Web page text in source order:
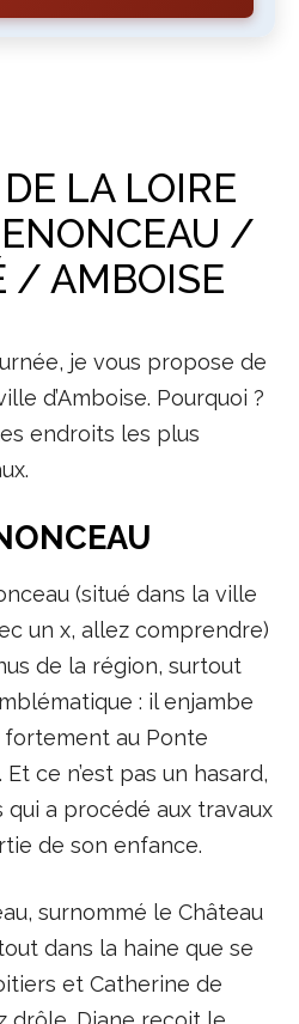
LA LOIRE
/
/ AMBOISE
je vous propose de
d’Amboise. Pourquoi ?
endroits les plus
(situé dans la ville
un x, allez comprendre)
de la région, surtout
: il enjambe
fortement au Ponte
ce n’est pas un hasard,
a procédé aux travaux
de son enfance.
surnommé le Château
dans la haine que se
et Catherine de